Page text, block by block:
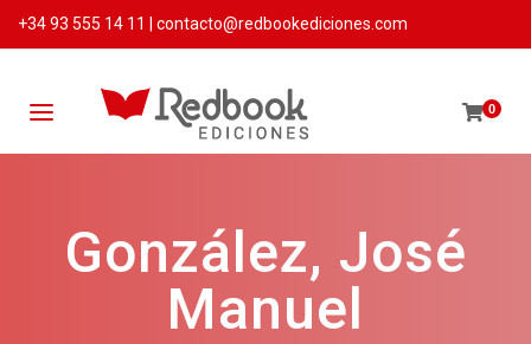
+34 93 555 14 11 contacto@redbookediciones.com
0
González, José
Manuel